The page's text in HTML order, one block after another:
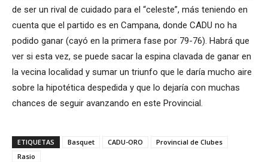
de ser un rival de cuidado para el “celeste”, más teniendo en
cuenta que el partido es en Campana, donde CADU no ha
podido ganar (cayó en la primera fase por 79-76). Habrá que
ver si esta vez, se puede sacar la espina clavada de ganar en
la vecina localidad y sumar un triunfo que le daría mucho aire
sobre la hipotética despedida y que lo dejaría con muchas
chances de seguir avanzando en este Provincial.
ETIQUETAS Basquet CADU-ORO
Provincial de Clubes
Rasio